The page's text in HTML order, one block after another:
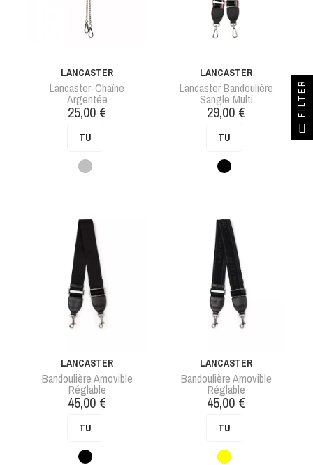
LANCASTER
Lancaster-Chaîne
Argentée
Prix
25,00 €
TU
Argent
LANCASTER
Lancaster Bandoulière
Sangle Multi
Prix
29,00 €
TU
Noir
LANCASTER
Bandoulière Amovible
Réglable
Prix
45,00 €
TU
Noir
LANCASTER
Bandoulière Amovible
Réglable
Prix
45,00 €
TU
Multicolore
FILTER